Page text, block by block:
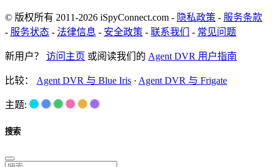
© 版权所有 2011-2026 iSpyConnect.com - 隐私政策 - 服务条款
- 服务状态 - 法律信息 - 安全政策 - 联系我们 - 常见问题
新用户？ 访问主页 或阅读我们的 Agent DVR 用户指南
比较： Agent DVR 与 Blue Iris · Agent DVR 与 Frigate
主题:
搜索